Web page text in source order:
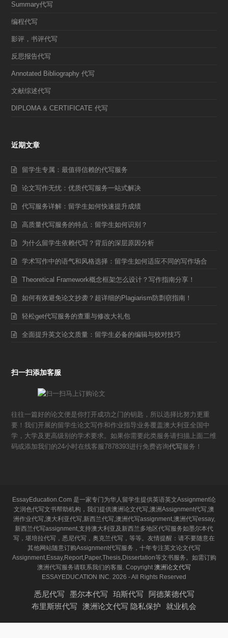
Summary代写
编程代写
影评，书评代写
反思报告代写
Annotated Bibliography 代写
文献综述代写
DIPLOMA & CERTIFICATE 代写
近期文章
留学生专属：最值得信赖的代写服务
论文写作无忧：优质代写服务一站式解决
代写服务详解：留学生如何快速提升成绩
高质量代写服务的特点：留学生如何识别？
为什么留学生依赖代写？背后的深层原因分析
学术写作中的语气和风格选择：留学生如何适应不同的写作场合
Theoretical Framework概念框架怎么设计？写作指南分享！
如何有效避免论文抄袭？超详细的Plagiarism防剽窃指南！
轻松get代写服务的查重与修改大礼包
全面提升英文论文质量：留学生必备的编辑与校对技巧
扫一扫添加客服
往往一篇好的论文便是你打开成功之门的钥匙，所以选择比努力更重
要！我们开展的留学生论文写作和作业指导业务覆盖澳大利亚全国中
学，大学及更高级别的学术要求。如果你需要此类服务请扫描上面二维
码或添加我们的24小时在线客服7878393进行免费咨询代写服务！
EssayEducation.Com 是一家专门为华人留学生提供英语英文Assignment论
文润色代写文书帮助机构，我们提供澳洲论文代写,澳洲Assignment代写,澳
洲作业代写,澳大利亚代写,新西兰代写,澳洲代写assignment,澳洲代写essay,
新西兰代写assignment,支持澳大利亚及新西兰多地区代写服务如墨尔本代
写，堪培拉代写，悉尼代写，奥克兰代写，等等。友情提醒：请不要随意在
其他网站随意订购Assignment代写服务，十年专注英文论文代写
Assignment,Essay,Report,Paper,Thesis,Dissertation等文书服务。如需订购
澳洲代写服务请联系我们的客服. Copyright 澳洲论文代写
ESSAYEDUCATION INC. 2026 - All Rights Reserved
悉尼代写 墨尔本代写 珀斯代写
阿德莱德代写
布里斯班代写
澳洲论文代写 隐私保护 就业机会